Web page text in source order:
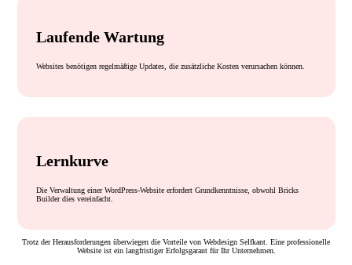
Laufende Wartung
Websites benötigen regelmäßige Updates, die zusätzliche Kosten verursachen können.
Lernkurve
Die Verwaltung einer WordPress-Website erfordert Grundkenntnisse, obwohl Bricks
Builder dies vereinfacht.
Trotz der Herausforderungen überwiegen die Vorteile von Webdesign Selfkant. Eine professionelle
Website ist ein langfristiger Erfolgsgarant für Ihr Unternehmen.